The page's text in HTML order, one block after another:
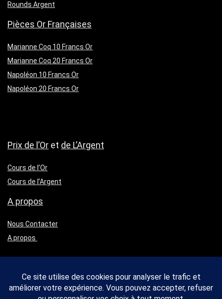
Rounds Argent
Pièces Or Françaises
Marianne Coq 10 Francs Or
Marianne Coq 20 Francs Or
Napoléon 10 Francs Or
Napoléon 20 Francs Or
Prix de l’Or et de L’Argent
Cours de l’Or
Cours de l’Argent
A propos
Nous Contacter
A propos
2026 Rankor Design. Tous droits réservés
Mentions légales
Nous Contacter